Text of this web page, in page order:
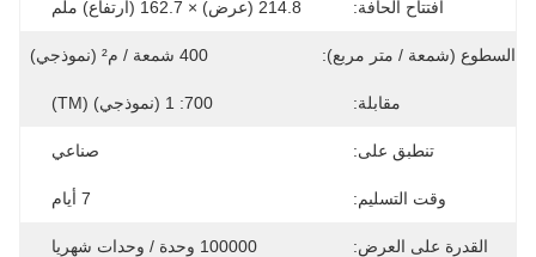
افتتاح الحافة: 214.8 (عرض) × 162.7 (ارتفاع) ملم
السطوع (شمعة / متر مربع): 400 شمعة / م² (نموذجي)
مقابلة: 700: 1 (نموذجي) (TM)
تنطبق على: صناعي
وقت التسليم: 7 أيام
القدرة على العرض: 100000 وحدة / وحدات شهريا